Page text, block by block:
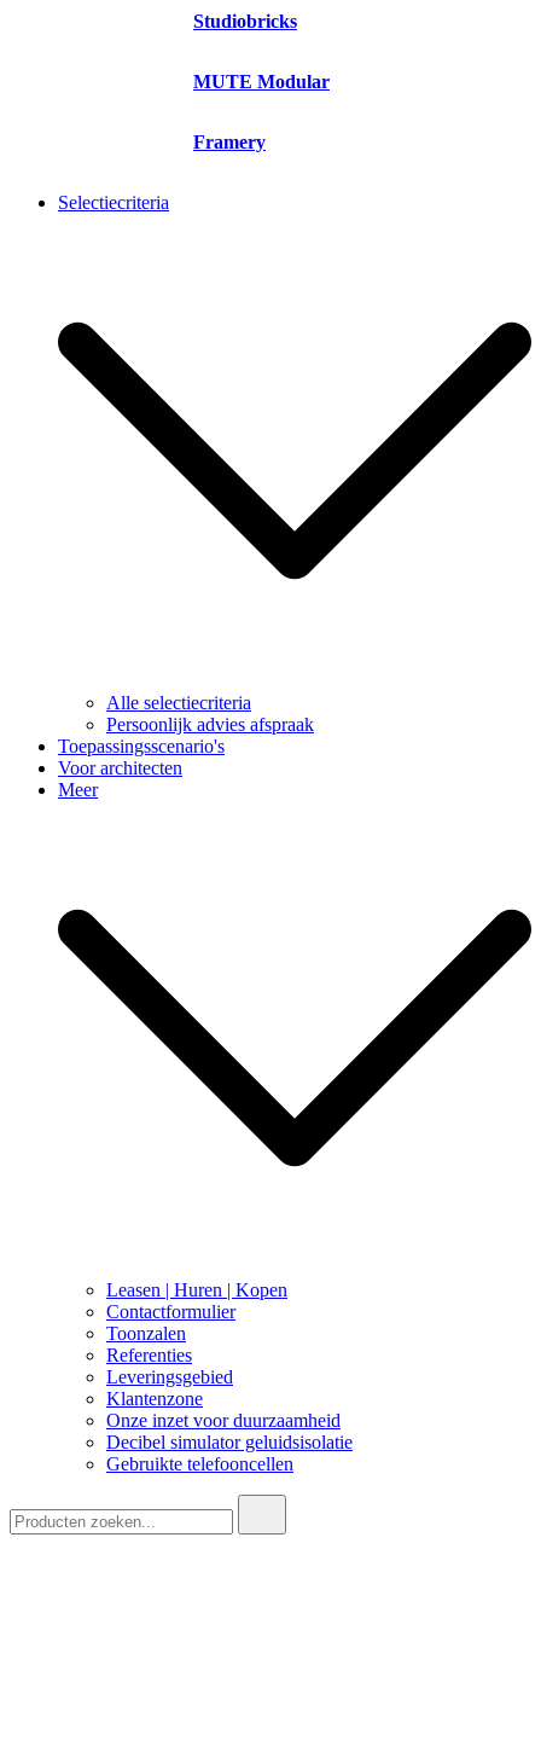
Studiobricks
MUTE Modular
Framery
Selectiecriteria
Alle selectiecriteria
Persoonlijk advies afspraak
Toepassingsscenario's
Voor architecten
Meer
Leasen | Huren | Kopen
Contactformulier
Toonzalen
Referenties
Leveringsgebied
Klantenzone
Onze inzet voor duurzaamheid
Decibel simulator geluidsisolatie
Gebruikte telefooncellen